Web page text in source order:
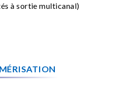
à sortie multicanal)